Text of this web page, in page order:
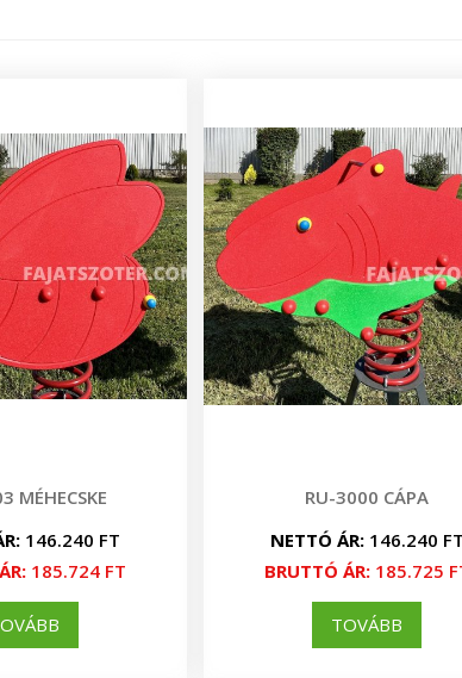
MÉHECSKE
146.240 FT
185.724 FT
RU-3000 CÁPA
NETTÓ ÁR:146.240
BRUTTÓ ÁR:185.725
TOVÁBB